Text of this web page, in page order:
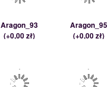
Aragon_93
(+0,00 zł)
Aragon_95
(+0,00 zł)